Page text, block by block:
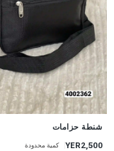
شنطة حزامات
YER2,500 كمية محدودة